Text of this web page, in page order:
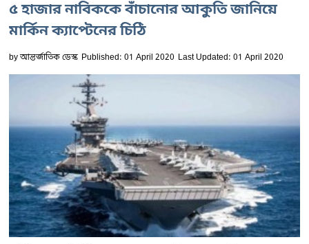
৫ হাজার নাবিককে বাঁচানোর আকুতি জানিয়ে
মার্কিন ক্যাপ্টেনের চিঠি
byআন্তর্জাতিক ডেস্ক Published: 01 April 2020 Last Updated: 01 April 2020